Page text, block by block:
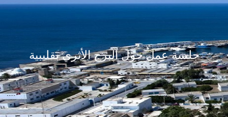
جلسة عمل حول البرج الأثري بقليبية